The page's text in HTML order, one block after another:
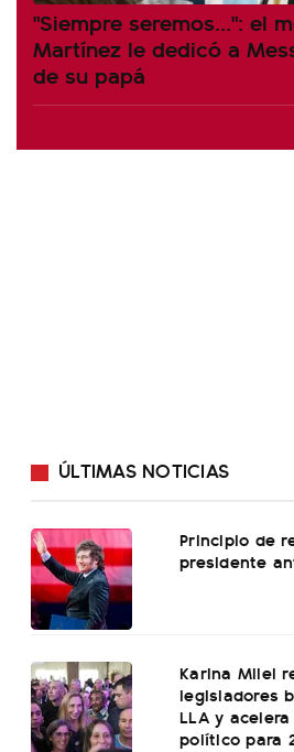
"Siempre seremos...": el
Martínez le dedicó a
de su papá
ÚLTIMAS NOTICIAS
Principio de
presidente
Karina Milei
legisladores
LLA y
político para